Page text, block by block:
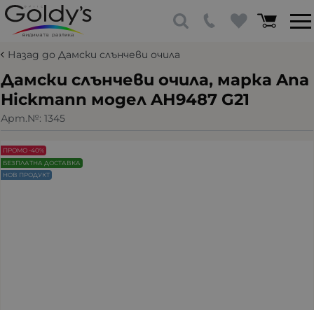
Назад до Дамски слънчеви очила
Дамски слънчеви очила, марка Ana
Hickmann модел AН9487 G21
Арт.№: 1345
ПРОМО -40%
БЕЗПЛАТНА ДОСТАВКА
НОВ ПРОДУКТ